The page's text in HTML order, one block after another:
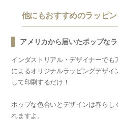
他にもおすすめのラッピ
アメリカから届いたポップな
インダストリアル・デザイナーでも
によるオリジナルラッピングデザ
して印刷するだけ！
ポップな色合いとデザインは春らし
れますよ。